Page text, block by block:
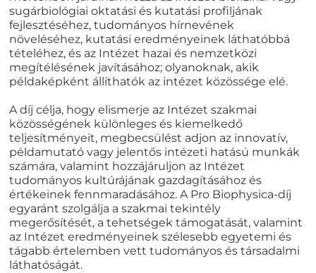
sugárbiológiai oktatási és kutatási profiljának
fejlesztéséhez, tudományos hírnevének
növeléséhez, kutatási eredményeinek láthatóbbá
tételéhez, és az Intézet hazai és nemzetközi
megítélésének javításához; olyanoknak, akik
példaképként állíthatók az intézet közössége elé.
A díj célja, hogy elismerje az Intézet szakmai
közösségének különleges és kiemelkedő
teljesítményeit, megbecsülést adjon az innovatív,
példamutató vagy jelentős intézeti hatású munkák
számára, valamint hozzájáruljon az Intézet
tudományos kultúrájának gazdagításához és
értékeinek fennmaradásához. A Pro Biophysica-díj
egyaránt szolgálja a szakmai tekintély
megerősítését, a tehetségek támogatását, valamint
az Intézet eredményeinek szélesebb egyetemi és
tágabb értelemben vett tudományos és társadalmi
láthatóságát.